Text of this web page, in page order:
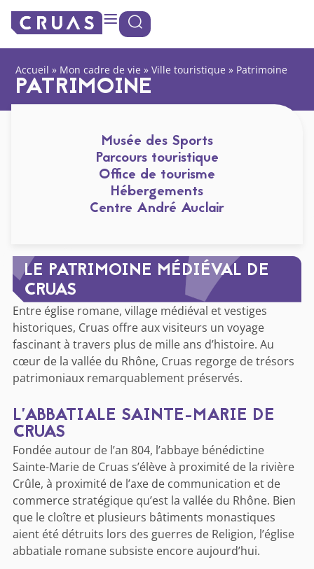
Panneau de gestion des cookies
principal
Accueil » Mon cadre de vie »Ville touristique » Patrimoine
PATRIMOINE
Musée des Sports
Parcours touristique
Office de tourisme
Hébergements
Centre André Auclair
LE PATRIMOINE MÉDIÉVAL DE
CRUAS
Entre église romane, village médiéval et vestiges
historiques, Cruas offre aux visiteurs un voyage
fascinant à travers plus de mille ans d’histoire. Au
cœur de la vallée du Rhône, Cruas regorge de trésors
patrimoniaux remarquablement préservés.
L’ABBATIALE SAINTE-MARIE DE
CRUAS
Fondée autour de l’an 804, l’abbaye bénédictine
Sainte-Marie de Cruas s’élève à proximité de la rivière
Crûle, à proximité de l’axe de communication et de
commerce stratégique qu’est la vallée du Rhône. Bien
que le cloître et plusieurs bâtiments monastiques
aient été détruits lors des guerres de Religion, l’église
abbatiale romane subsiste encore aujourd’hui.